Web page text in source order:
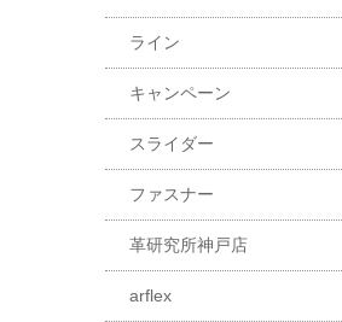
ライン
キャンペーン
スライダー
ファスナー
革研究所神戸店
arflex